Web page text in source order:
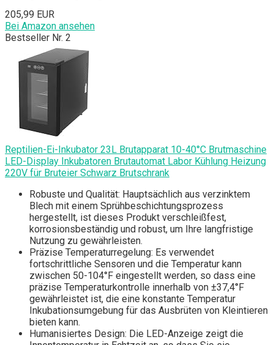
205,99 EUR
Bei Amazon ansehen
Bestseller Nr. 2
Reptilien-Ei-Inkubator 23L Brutapparat 10-40°C Brutmaschine
LED-Display Inkubatoren Brutautomat Labor Kühlung Heizung
220V für Bruteier Schwarz Brutschrank
Robuste und Qualität: Hauptsächlich aus verzinktem
Blech mit einem Sprühbeschichtungsprozess
hergestellt, ist dieses Produkt verschleißfest,
korrosionsbeständig und robust, um Ihre langfristige
Nutzung zu gewährleisten.
Präzise Temperaturregelung: Es verwendet
fortschrittliche Sensoren und die Temperatur kann
zwischen 50-104°F eingestellt werden, so dass eine
präzise Temperaturkontrolle innerhalb von ±37,4°F
gewährleistet ist, die eine konstante Temperatur
Inkubationsumgebung für das Ausbrüten von Kleintieren
bieten kann.
Humanisiertes Design: Die LED-Anzeige zeigt die